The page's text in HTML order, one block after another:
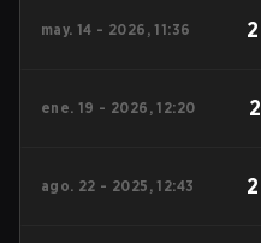
may. 14 - 2026, 11:36 2
ene. 19 - 2026, 12:20 2
ago. 22 - 2025, 12:43 2